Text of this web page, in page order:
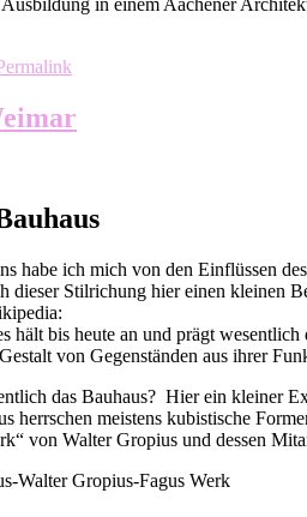
habe ich mich von den Einflüssen
dieser Stilrichung hier einen kleinen
hält bis heute an und prägt
von Gegenständen aus ihrer
das Bauhaus? Hier ein kleiner
herrschen meistens kubistische
von Walter Gropius und dessen